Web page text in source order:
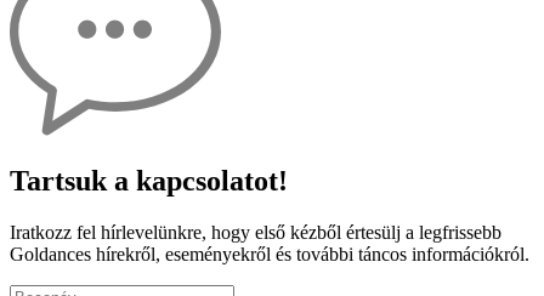
Tartsuk a kapcsolatot!
Iratkozz fel hírlevelünkre, hogy első kézből értesülj a legfrissebb
Goldances hírekről, eseményekről és további táncos információkról.